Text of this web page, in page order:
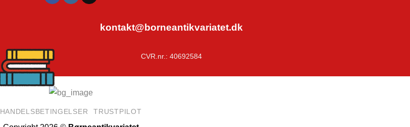
kontakt@borneantikvariatet.dk
CVR.nr.: 40692584
HANDELSBETINGELSER TRUSTPILOT